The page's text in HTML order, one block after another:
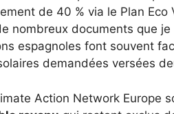
de 40 % via le Plan
nombreux documents que
espagnoles font souvent
demandées versées
Action Network Europe